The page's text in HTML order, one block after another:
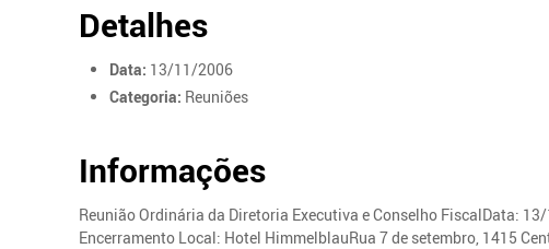
Detalhes
Data: 13/11/2006
Categoria: Reuniões
Informações
Reunião Ordinária da Diretoria Executiva e Conselho FiscalData:
Encerramento Local: Hotel HimmelblauRua 7 de setembro, 1415